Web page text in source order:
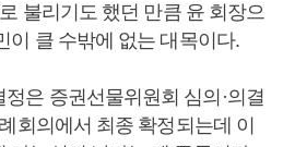
로 불리기도 했던 만큼 윤 회장으
이 클 수밖에 없는 대목이다.
은 증권선물위원회 심의·의결
회의에서 최종 확정되는데 이